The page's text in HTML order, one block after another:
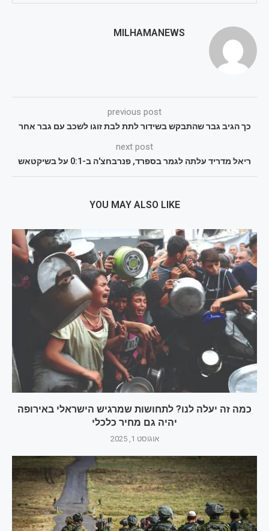
MILHAMANEWS
previous post
כך הגיב גבר שהתבקש בשידור לתת לבת זוגו לשכב עם גבר אחר
next post
ריאל מדריד עלתה לגמר בספרד, פנרבחצ'ה ב-0:1 על בשיקטאש
YOU MAY ALSO LIKE
כמה זה יעלה לנו? לתחושות שמרגיש הישראלי באירופה
יהיה גם מחיר כלכלי
אוגוסט 1, 2025